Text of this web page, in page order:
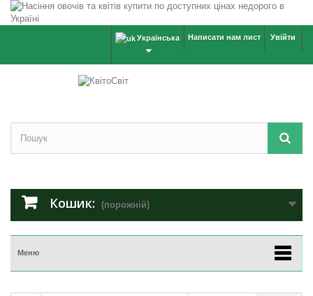
Увійти
Написати нам лист
Українська
Кошик: (порожній)
Меню